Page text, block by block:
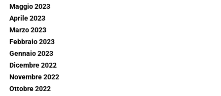
Maggio 2023
Aprile 2023
Marzo 2023
Febbraio 2023
Gennaio 2023
Dicembre 2022
Novembre 2022
Ottobre 2022